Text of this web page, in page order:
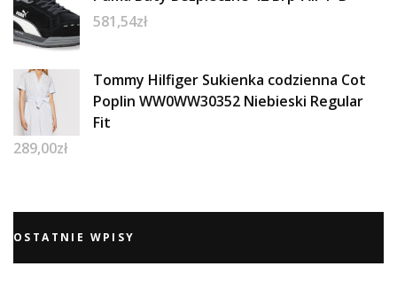
581,54zł
Tommy Hilfiger Sukienka codzienna Cot
Poplin WW0WW30352 Niebieski Regular
Fit
289,00zł
OSTATNIE WPISY